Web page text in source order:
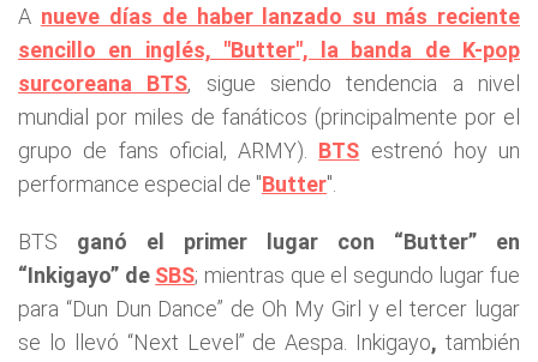
A nueve días de haber lanzado su más reciente
sencillo en inglés, "Butter", la banda de K-pop
surcoreana BTS, sigue siendo tendencia a nivel
mundial por miles de fanáticos (principalmente por el
grupo de fans oficial, ARMY). BTS estrenó hoy un
performance especial de "Butter".
BTS ganó el primer lugar con “Butter” en
“Inkigayo” de SBS; mientras que el segundo lugar fue
para “Dun Dun Dance” de Oh My Girl y el tercer lugar
se lo llevó “Next Level” de Aespa. Inkigayo, también